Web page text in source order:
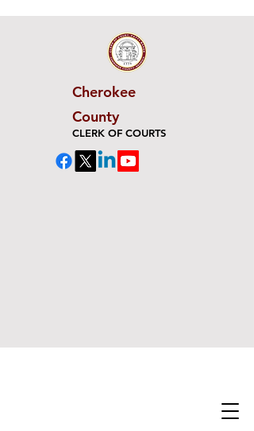
Cherokee
County
CLERK OF COURTS